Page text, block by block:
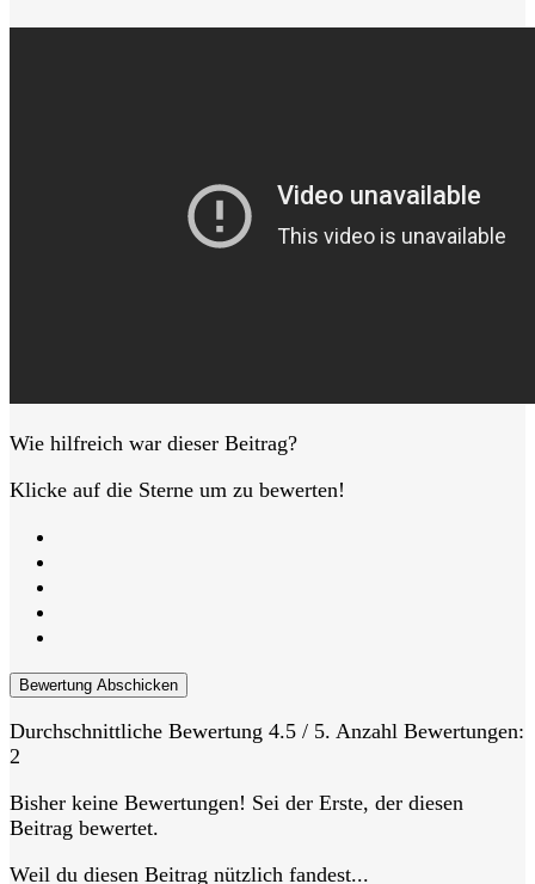
Wie hilfreich war dieser Beitrag?
Klicke auf die Sterne um zu bewerten!
Bewertung Abschicken
Durchschnittliche Bewertung 4.5 / 5. Anzahl Bewertungen:
2
Bisher keine Bewertungen! Sei der Erste, der diesen
Beitrag bewertet.
Weil du diesen Beitrag nützlich fandest...